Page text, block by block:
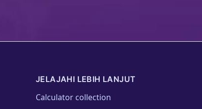
JELAJAHI LEBIH LANJUT
Calculator collection